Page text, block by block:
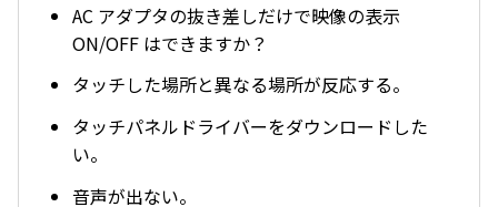
AC アダプタの抜き差しだけで映像の表示
ON/OFF はできますか？
タッチした場所と異なる場所が反応する。
タッチパネルドライバーをダウンロードした
い。
音声が出ない。